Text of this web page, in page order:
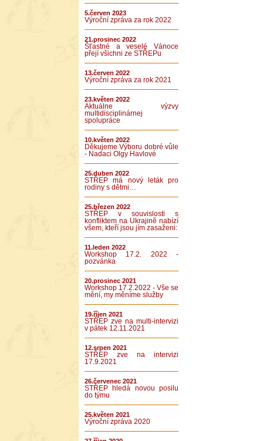
5.červen 2023
Výroční zpráva za rok 2022
21.prosinec 2022
Šťastné a veselé Vánoce
přejí všichni ze STŘEPu
13.červen 2022
Výroční zpráva za rok 2021
23.květen 2022
Aktuálne výzvy
multidisciplinárnej
spolupráce
10.květen 2022
Děkujeme Výboru dobré vůle
- Nadaci Olgy Havlové
25.duben 2022
STŘEP má nový leták pro
rodiny s dětmi…
25.březen 2022
STŘEP v souvislosti s
konfliktem na Ukrajině nabízí
všem, kteří jsou jím zasaženi:
11.leden 2022
Workshop 17.2. 2022 -
pozvánka
20.prosinec 2021
Workshop 17.2.2022 - Vše se
mění, my měníme služby
19.říjen 2021
STŘEP zve na multi-intervizi
v pátek 12.11.2021
12.srpen 2021
STŘEP zve na intervizi
17.9.2021
26.červenec 2021
STŘEP hledá novou posilu
do týmu
25.květen 2021
Výroční zpráva 2020